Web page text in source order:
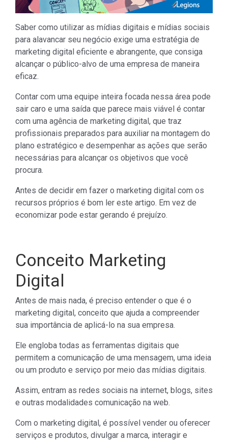
Saber como utilizar as mídias digitais e mídias sociais
para alavancar seu negócio exige uma estratégia de
marketing digital eficiente e abrangente, que consiga
alcançar o público-alvo de uma empresa de maneira
eficaz.
Contar com uma equipe inteira focada nessa área pode
sair caro e uma saída que parece mais viável é contar
com uma agência de marketing digital, que traz
profissionais preparados para auxiliar na montagem do
plano estratégico e desempenhar as ações que serão
necessárias para alcançar os objetivos que você
procura.
Antes de decidir em fazer o marketing digital com os
recursos próprios é bom ler este artigo. Em vez de
economizar pode estar gerando é prejuízo.
Conceito Marketing
Digital
Antes de mais nada, é preciso entender o que é o
marketing digital, conceito que ajuda a compreender
sua importância de aplicá-lo na sua empresa.
Ele engloba todas as ferramentas digitais que
permitem a comunicação de uma mensagem, uma ideia
ou um produto e serviço por meio das mídias digitais.
Assim, entram as redes sociais na internet, blogs, sites
e outras modalidades comunicação na web.
Com o marketing digital, é possível vender ou oferecer
serviços e produtos, divulgar a marca, interagir e